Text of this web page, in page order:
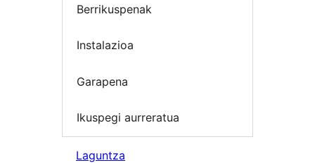
Berrikuspenak
Instalazioa
Garapena
Ikuspegi aurreratua
Laguntza